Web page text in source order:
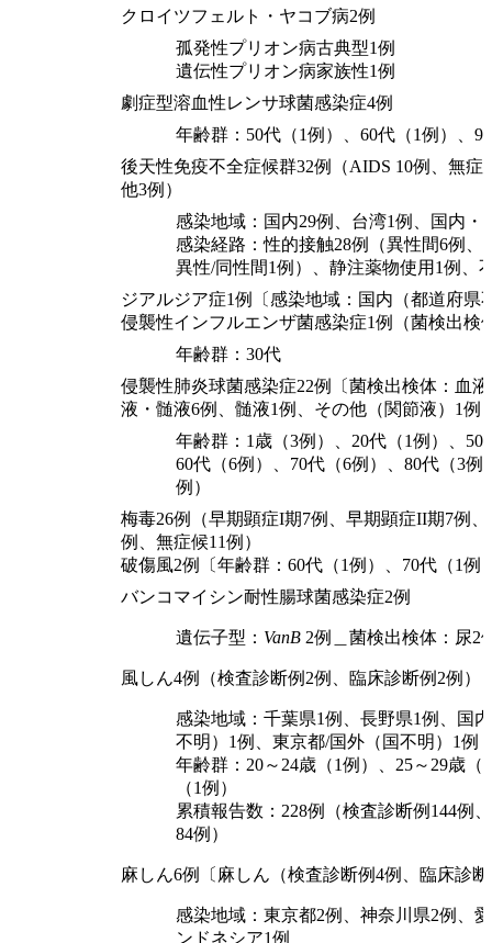
クロイツフェルト・ヤコブ病2例
孤発性プリオン病古典型1例
遺伝性プリオン病家族性1例
劇症型溶血性レンサ球菌感染症4例
年齢群：50代（1例）、60代（1例）、
後天性免疫不全症候群32例（AIDS 10例、無症
他3例）
感染地域：国内29例、台湾1例、国内・
感染経路：性的接触28例（異性間6例、
異性/同性間1例）、静注薬物使用1例、
ジアルジア症1例〔感染地域：国内（都道府県
侵襲性インフルエンザ菌感染症1例（菌検出検
年齢群：30代
侵襲性肺炎球菌感染症22例〔菌検出検体：血
液・髄液6例、髄液1例、その他（関節液）1例
年齢群：1歳（3例）、20代（1例）、50
60代（6例）、70代（6例）、80代（3例
例）
梅毒26例（早期顕症I期7例、早期顕症II期7例
例、無症候11例）
破傷風2例〔年齢群：60代（1例）、70代（1例
バンコマイシン耐性腸球菌感染症2例
遺伝子型： VanB 2例＿菌検出検体：尿2
風しん4例（検査診断例2例、臨床診断例2例）
感染地域：千葉県1例、長野県1例、国
不明）1例、東京都/国外（国不明）1例
年齢群：20～24歳（1例）、25～29歳（
（1例）
累積報告数：228例（検査診断例144例
84例）
麻しん6例〔麻しん（検査診断例4例、臨床診
感染地域：東京都2例、神奈川県2例、
ンドネシア1例